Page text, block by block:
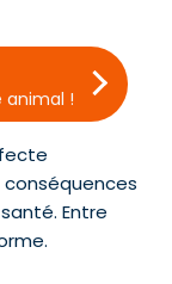
animal !
conséquences
Entre